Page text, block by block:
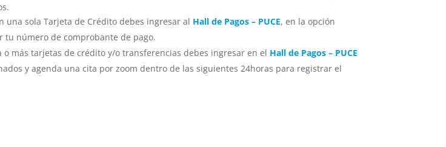
una sola Tarjeta de Crédito debes ingresar al Hall de Pagos – PUCE, en la opción
tu número de comprobante de pago.
o más tarjetas de crédito y/o transferencias debes ingresar en el Hall de Pagos – PUCE
y agenda una cita por zoom dentro de las siguientes 24horas para registrar el